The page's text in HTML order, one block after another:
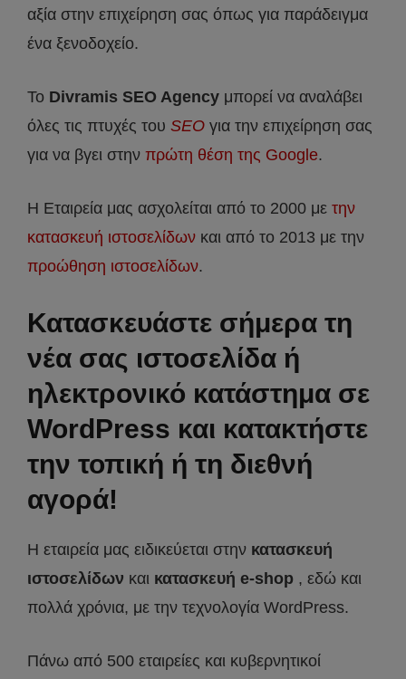
αξία στην επιχείρηση σας όπως για παράδειγμα
ένα ξενοδοχείο.
Το Divramis SEO Agency μπορεί να αναλάβει
όλες τις πτυχές του SEO για την επιχείρηση σας
για να βγει στην πρώτη θέση της Google.
Η Εταιρεία μας ασχολείται από το 2000 με την
κατασκευή ιστοσελίδων και από το 2013 με την
προώθηση ιστοσελίδων.
Κατασκευάστε σήμερα τη
νέα σας ιστοσελίδα ή
ηλεκτρονικό κατάστημα σε
WordPress και κατακτήστε
την τοπική ή τη διεθνή
αγορά!
Η εταιρεία μας ειδικεύεται στην κατασκευή
ιστοσελίδων και κατασκευή e-shop , εδώ και
πολλά χρόνια, με την τεχνολογία WordPress.
Πάνω από 500 εταιρείες και κυβερνητικοί